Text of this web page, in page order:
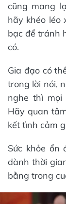
cũng mang
hãy khéo léo
bạc để tránh
có.
Gia đạo có
trong lời nói,
nghe thì mọi
Hãy quan
kết tình cảm
Sức khỏe ổn
dành thời
bằng trong